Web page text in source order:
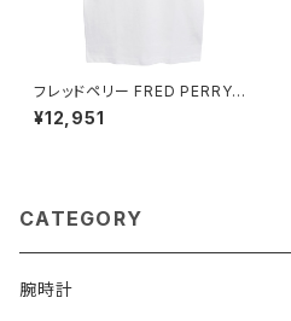
フレッドペリー FRED PERRY T
he Fred Perry Shirt M3600
ポロシャツ M3600-200-WHI
¥12,951
CATEGORY
腕時計